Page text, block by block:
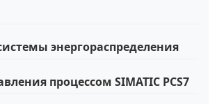
энергораспределения
процессом SIMATIC PCS7